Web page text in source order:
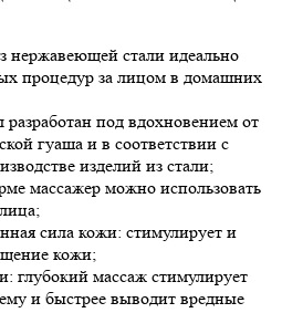
нержавеющей стали идеально
процедур за лицом в домашних
под вдохновением от
гуаша и в соответствии с
изделий из стали;
массажер можно использовать
сила кожи: стимулирует и
кожи;
глубокий массаж стимулирует
и быстрее выводит вредные